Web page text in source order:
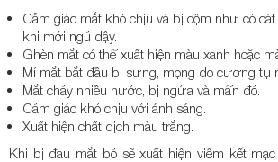
Cảm giác mắt khó chịu và bị cộm như có
khi mới ngủ dậy.
Ghèn mắt có thể xuất hiện màu xanh hoặc
Mí mắt bắt đầu bị sưng, mọng do cương tụ
Mắt chảy nhiều nước, bị ngứa và mẩn đỏ.
Cảm giác khó chịu với ánh sáng.
Xuất hiện chất dịch màu trắng.
Khi bị đau mắt bỏ sẽ xuất hiện viêm kết